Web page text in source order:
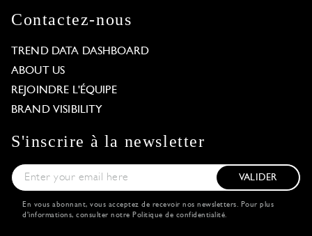
Contactez-nous
TREND DATA DASHBOARD
ABOUT US
REJOINDRE L'ÉQUIPE
BRAND VISIBILITY
S'inscrire à la newsletter
VALIDER
En vous abonnant, vous acceptez de recevoir nos newsletters. Pour plus
d'informations, consulter notre Politique de confidentialité.